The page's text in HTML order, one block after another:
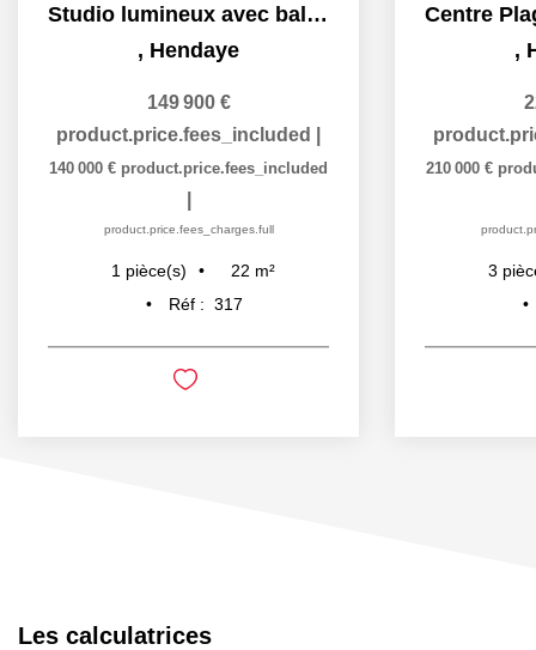
Studio lumineux avec balcon et parking
, Hendaye
149 900 €
product.price.fees_included
140 000 € product.price.fees_included
product.price.fees_charges.full
1 pièce(s) 22 m²
Réf : 317
,
210 000 €
3
Les calculatrices